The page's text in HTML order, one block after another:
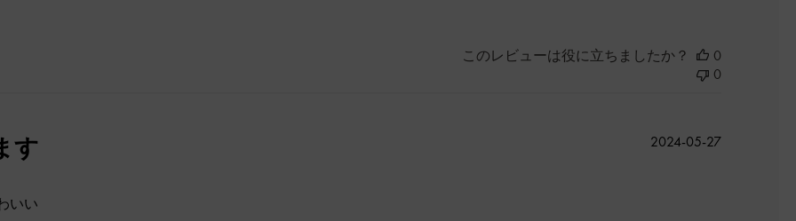
このレビューは役に立ちましたか？
0
0
す
いい
公
2024-05-27